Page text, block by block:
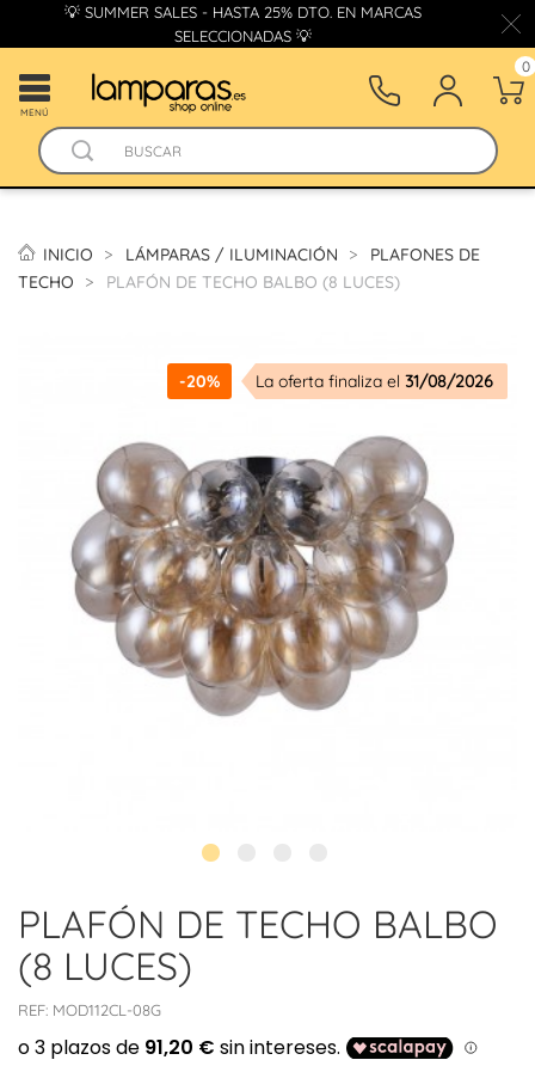
💡 SUMMER SALES - HASTA 25% DTO. EN MARCAS
SELECCIONADAS 💡
MENÚ
0
INICIO LÁMPARAS / ILUMINACIÓN
PLAFONES DE
TECHO
PLAFÓN DE TECHO BALBO (8 LUCES)
-20% La oferta finaliza el 31/08/2026
PLAFÓN DE TECHO BALBO
(8 LUCES)
REF: MOD112CL-08G